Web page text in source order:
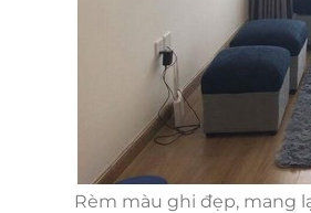
Rèm màu ghi đẹp, mang